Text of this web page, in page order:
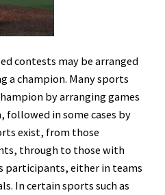
contests may be arranged
a champion. Many sports
by arranging games
followed in some cases by
exist, from those
through to those with
participants, either in teams
In certain sports such as